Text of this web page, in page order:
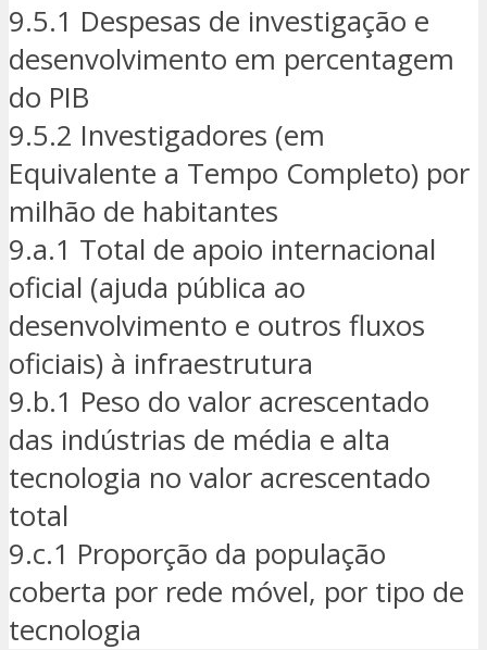
9.5.1 Despesas de investigação e
desenvolvimento em percentagem
do PIB
9.5.2 Investigadores (em
Equivalente a Tempo Completo) por
milhão de habitantes
9.a.1 Total de apoio internacional
oficial (ajuda pública ao
desenvolvimento e outros fluxos
oficiais) à infraestrutura
9.b.1 Peso do valor acrescentado
das indústrias de média e alta
tecnologia no valor acrescentado
total
9.c.1 Proporção da população
coberta por rede móvel, por tipo de
tecnologia